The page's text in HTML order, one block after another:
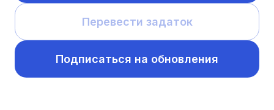
Перевести задаток
Подписаться на обновления